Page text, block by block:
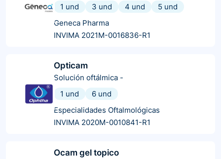
1 und
3 und 4 und
5 und
Geneca Pharma
INVIMA 2021M-0016836-R1
Opticam
Solución oftálmica -
1 und
6 und
Especialidades Oftalmológicas
INVIMA 2020M-0010841-R1
Ocam gel topico